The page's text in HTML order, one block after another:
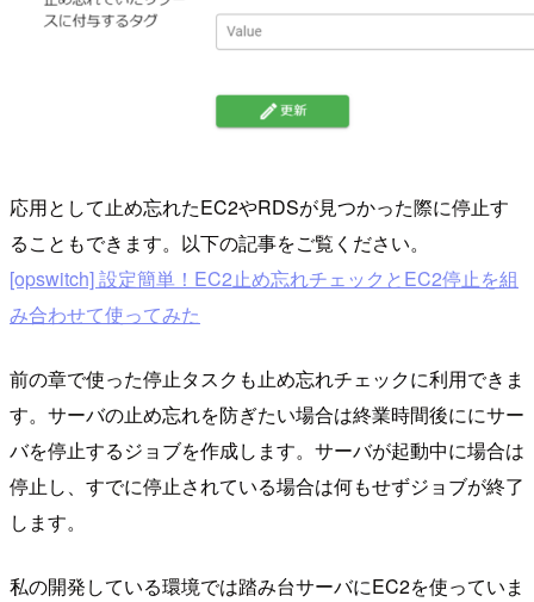
応用として止め忘れたEC2やRDSが見つかった際に停止す
ることもできます。以下の記事をご覧ください。
[opswitch] 設定簡単！EC2止め忘れチェックとEC2停止を組
み合わせて使ってみた
前の章で使った停止タスクも止め忘れチェックに利用できま
す。サーバの止め忘れを防ぎたい場合は終業時間後ににサー
バを停止するジョブを作成します。サーバが起動中に場合は
停止し、すでに停止されている場合は何もせずジョブが終了
します。
私の開発している環境では踏み台サーバにEC2を使っていま